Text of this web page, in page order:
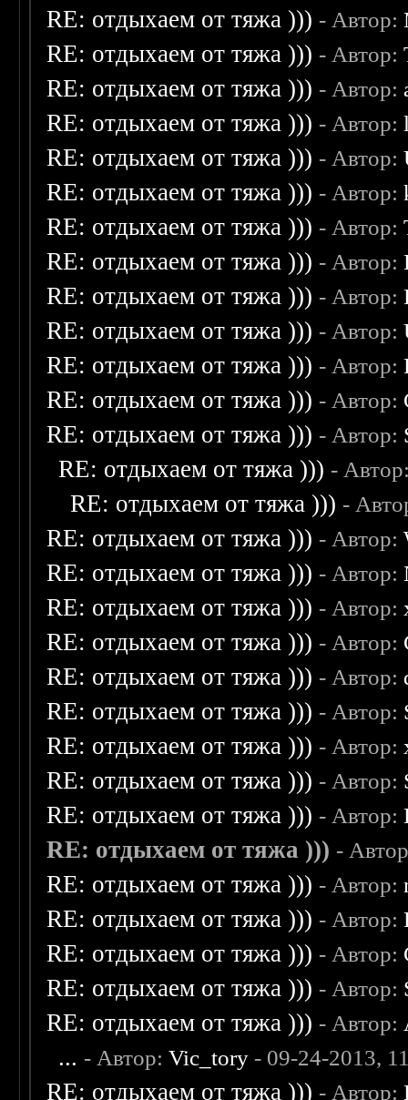
RE: отдыхаем от тяжа ))) - Автор:
RE: отдыхаем от тяжа ))) - Автор:
RE: отдыхаем от тяжа ))) - Автор:
RE: отдыхаем от тяжа ))) - Автор:
RE: отдыхаем от тяжа ))) - Автор:
RE: отдыхаем от тяжа ))) - Автор:
RE: отдыхаем от тяжа ))) - Автор:
RE: отдыхаем от тяжа ))) - Автор:
RE: отдыхаем от тяжа ))) - Автор:
RE: отдыхаем от тяжа ))) - Автор:
RE: отдыхаем от тяжа ))) - Автор:
RE: отдыхаем от тяжа ))) - Автор:
RE: отдыхаем от тяжа ))) - Автор:
RE: отдыхаем от тяжа ))) -
RE: отдыхаем от тяжа ))) -
RE: отдыхаем от тяжа ))) - Автор:
RE: отдыхаем от тяжа ))) - Автор:
RE: отдыхаем от тяжа ))) - Автор:
RE: отдыхаем от тяжа ))) - Автор:
RE: отдыхаем от тяжа ))) - Автор:
RE: отдыхаем от тяжа ))) - Автор:
RE: отдыхаем от тяжа ))) - Автор:
RE: отдыхаем от тяжа ))) - Автор:
RE: отдыхаем от тяжа ))) - Автор:
RE: отдыхаем от тяжа ))) -
RE: отдыхаем от тяжа ))) - Автор:
RE: отдыхаем от тяжа ))) - Автор:
RE: отдыхаем от тяжа ))) - Автор:
RE: отдыхаем от тяжа ))) - Автор:
RE: отдыхаем от тяжа ))) - Автор:
... - Автор:Vic_tory - 09-24-2013,
RE: отдыхаем от тяжа ))) - Автор: